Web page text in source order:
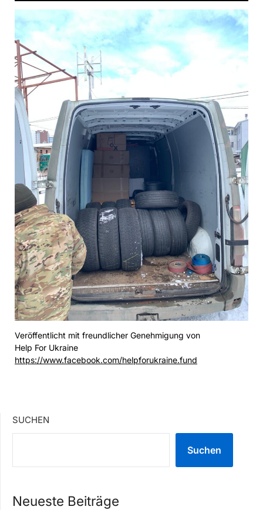
Veröffentlicht mit freundlicher Genehmigung von
Help For Ukraine
https://www.facebook.com/helpforukraine.fund
SUCHEN
Suchen
Neueste Beiträge